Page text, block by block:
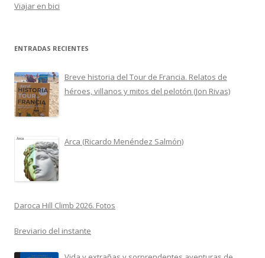
Viajar en bici
ENTRADAS RECIENTES
Breve historia del Tour de Francia. Relatos de
héroes, villanos y mitos del pelotón (Jon Rivas)
Arca (Ricardo Menéndez Salmón)
Daroca Hill Climb 2026. Fotos
Breviario del instante